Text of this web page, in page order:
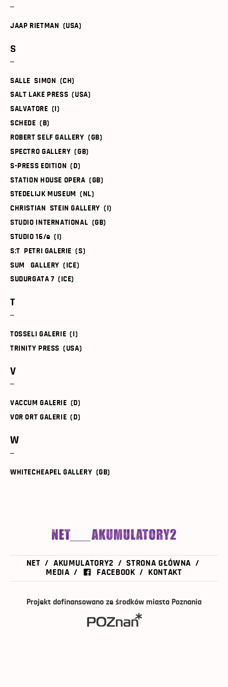
JAAP RIETMAN (USA)
S
SALLE SIMON (CH)
SALT LAKE PRESS (USA)
SALVATORE (I)
SCHEDE (B)
ROBERT SELF GALLERY (GB)
SPECTRO GALLERY (GB)
S-PRESS EDITION (D)
STATION HOUSE OPERA (GB)
STEDELIJK MUSEUM (NL)
CHRISTIAN STEIN GALLERY (I)
STUDIO INTERNATIONAL (GB)
STUDIO 16/e (I)
S:T PETRI GALERIE (S)
SUM GALLERY (ICE)
SUDURGATA 7 (ICE)
T
TOSSELI GALERIE (I)
TRINITY PRESS (USA)
V
VACCUM GALERIE (D)
VOR ORT GALERIE (D)
W
WHITECHEAPEL GALLERY (GB)
NET AKUMULATORY2
STRONA GŁÓWNA
MEDIA
FACEBOOK KONTAKT
Projekt dofinansowano ze środków miasta Poznania